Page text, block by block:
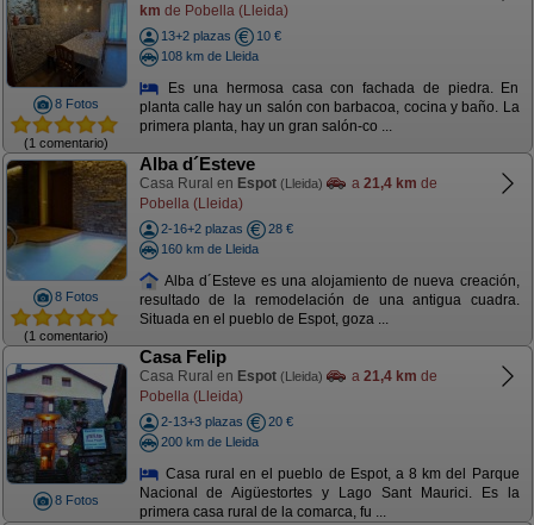
8 Fotos
(1 comentario)
km de Pobella (Lleida)
13+2 plazas
10 €
108 km de Lleida
Es una hermosa casa con fachada de piedra. En
planta calle hay un salón con barbacoa, cocina y baño. La
primera planta, hay un gran salón-co ...
8 Fotos
(1 comentario)
Alba d´Esteve
Casa Rural en Espot (Lleida) a 21,4 km de
Pobella (Lleida)
2-16+2 plazas
28 €
160 km de Lleida
Alba d´Esteve es una alojamiento de nueva creación,
resultado de la remodelación de una antigua cuadra.
Situada en el pueblo de Espot, goza ...
8 Fotos
Casa Felip
Casa Rural en Espot (Lleida) a 21,4 km de
Pobella (Lleida)
2-13+3 plazas
20 €
200 km de Lleida
Casa rural en el pueblo de Espot, a 8 km del Parque
Nacional de Aigüestortes y Lago Sant Maurici. Es la
primera casa rural de la comarca, fu ...